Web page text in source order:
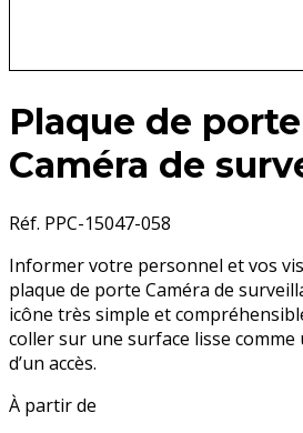
Plaque de
Caméra de
Réf. PPC-15047-058
Informer votre personnel et vos
plaque de porte Caméra de
icône très simple et
coller sur une surface lisse
d’un accès.
À partir de